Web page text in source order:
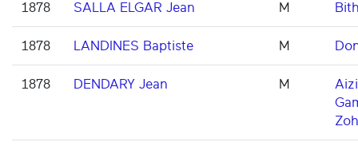
1878 SALLA ELGAR Jean M
1878 LANDINES Baptiste M
1878 DENDARY Jean M